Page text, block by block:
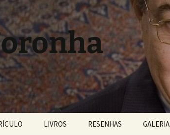
LIVROS RESENHAS GALERIA